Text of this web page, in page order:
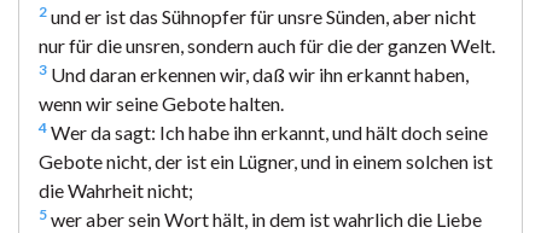
2 und er ist das Sühnopfer für unsre Sünden, aber nicht
nur für die unsren, sondern auch für die der ganzen Welt.
3 Und daran erkennen wir, daß wir ihn erkannt haben,
wenn wir seine Gebote halten.
4 Wer da sagt: Ich habe ihn erkannt, und hält doch seine
Gebote nicht, der ist ein Lügner, und in einem solchen ist
die Wahrheit nicht;
5 wer aber sein Wort hält, in dem ist wahrlich die Liebe